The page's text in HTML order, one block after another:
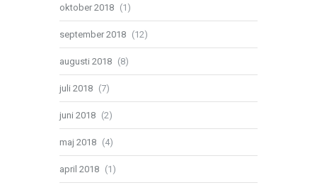
oktober 2018 (1)
september 2018 (12)
augusti 2018 (8)
juli 2018 (7)
juni 2018 (2)
maj 2018 (4)
april 2018 (1)